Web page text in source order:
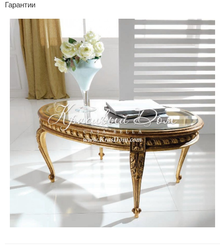
Гарантии